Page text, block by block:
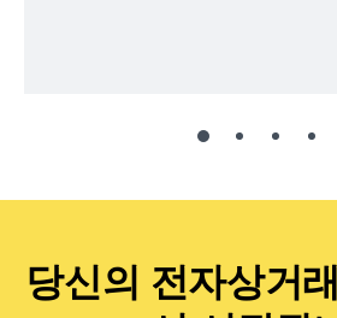
당신의 전자상거